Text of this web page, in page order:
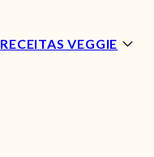
RECEITAS VEGGIE